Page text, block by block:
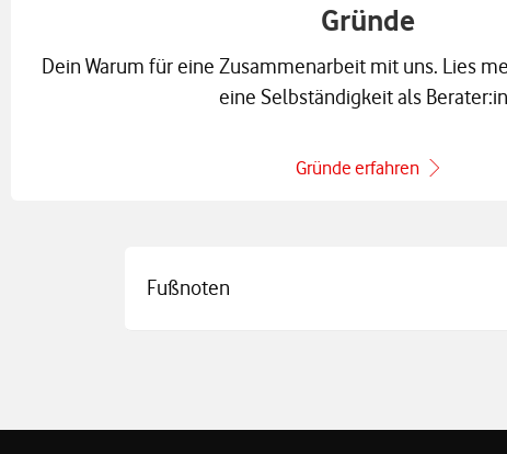
Gründe
Dein Warum für eine Zusammenarbeit mit uns. Lies
eine Selbständigkeit als Berater:in
Gründe erfahren
Fußnoten